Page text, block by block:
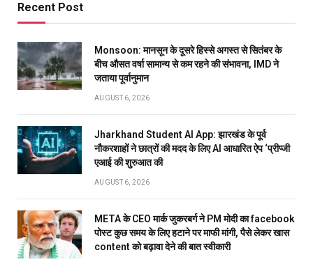
Recent Post
Monsoon: मानसून के दूसरे हिस्से अगस्त से सितंबर के
बीच औसत वर्षा सामान्य से कम रहने की संभावना, IMD ने
जताया पूर्वानुमान
AUGUST 6, 2026
Jharkhand Student AI App: झारखंड के पूर्व
नौकरशाहों ने छात्रों की मदद के लिए AI आधारित ऐप ‘प्रीप्जी
एआई की शुरुआत की
AUGUST 6, 2026
META के CEO मार्क जुकरबर्ग ने PM मोदी का facebook
पोस्ट कुछ समय के लिए हटाने पर माफी मांगी, पैसे लेकर खास
content को बढ़ावा देने की बात स्वीकारी